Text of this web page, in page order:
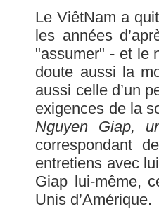
Le ViêtNam a
les années
"assumer" - et le
doute aussi la
aussi celle d’un
exigences de la
Nguyen Giap,
correspondant
entretiens avec
Giap lui-même,
Unis d’Amérique.